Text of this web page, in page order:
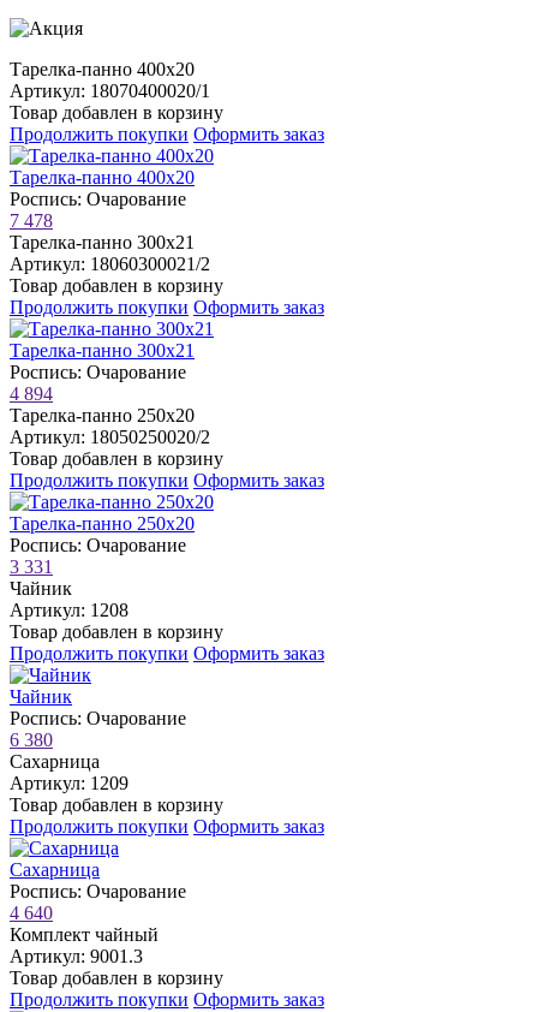
Тарелка-панно 400х20
Артикул: 18070400020/1
Товар добавлен в корзину
Продолжить покупки Оформить заказ
Тарелка-панно 400х20
Роспись: Очарование
7 478
Тарелка-панно 300х21
Артикул: 18060300021/2
Товар добавлен в корзину
Продолжить покупки Оформить заказ
Тарелка-панно 300х21
Роспись: Очарование
4 894
Тарелка-панно 250х20
Артикул: 18050250020/2
Товар добавлен в корзину
Продолжить покупки Оформить заказ
Тарелка-панно 250х20
Роспись: Очарование
3 331
Чайник
Артикул: 1208
Товар добавлен в корзину
Продолжить покупки Оформить заказ
Чайник
Роспись: Очарование
6 380
Сахарница
Артикул: 1209
Товар добавлен в корзину
Продолжить покупки Оформить заказ
Сахарница
Роспись: Очарование
4 640
Комплект чайный
Артикул: 9001.3
Товар добавлен в корзину
Продолжить покупки Оформить заказ